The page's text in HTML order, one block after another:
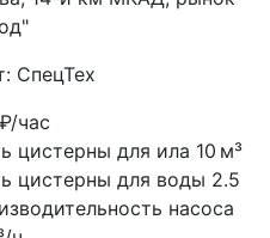
СпецТех
₽/час
цистерны для ила 10 м³
цистерны для воды 2.5
насоса